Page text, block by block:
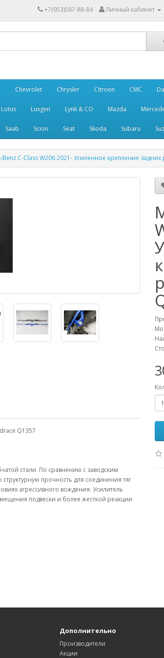
+7(953)587-88-84 Личный кабинет
Chevrolet Chrysler Citroen CMC
Lotus Luxgen Lynk & CO Mazda
Saab Scion Seat Skoda Subaru
Benz C-Class W206 2021- Усиленное крепление
Q1357
стали. По сравнению с заводским
прочность для соединения тяг
агрессивного вождения. Усилитель
подвески и более жесткой реакции
Дополнительно
Производители
Акции